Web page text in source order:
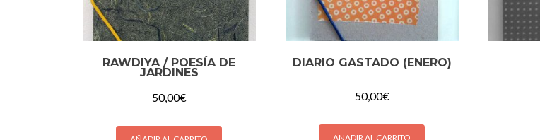
RAWDIYA / POESÍA DE
JARDINES
50,00€
DIARIO GASTADO (ENERO)
50,00€
AÑADIR AL CARRITO